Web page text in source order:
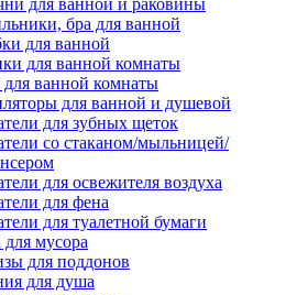
для ванной и раковины
бра для ванной
для ванной
для ванной комнаты
ванной комнаты
для ванной и душевой
для зубных щеток
со стаканом/мыльницей/
для освежителя воздуха
для фена
для туалетной бумаги
для мусора
для поддонов
для душа